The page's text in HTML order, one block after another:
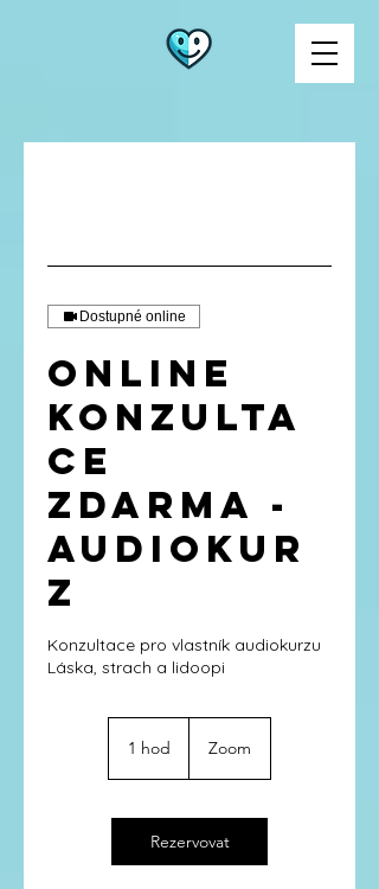
Dostupné online
Online
konzulta
ce
ZDARMA -
AUDIOKUR
Z
Konzultace pro vlastník audiokurzu
Láska, strach a lidoopi
1 hod Zoom
Rezervovat